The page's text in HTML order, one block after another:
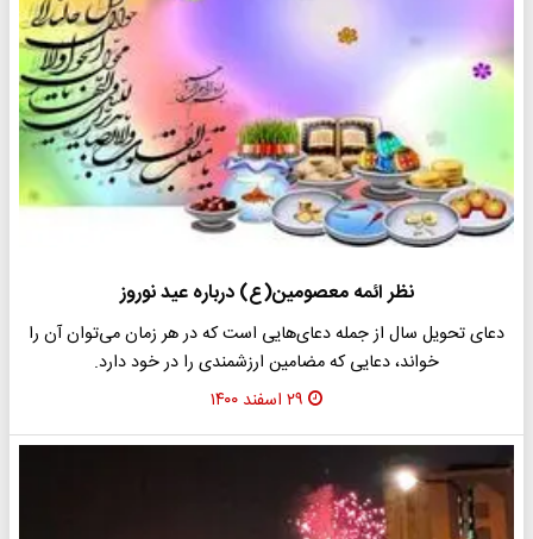
نظر ائمه معصومین(ع) درباره عید نوروز
دعای تحویل سال از جمله دعای‌هایی است که در هر زمان می‌توان آن را
خواند، دعایی که مضامین ارزشمندی را در خود دارد.
۲۹ اسفند ۱۴۰۰